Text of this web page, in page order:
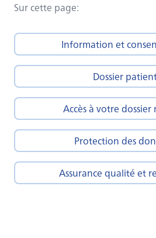
Sur cette page:
Information et
Dossier
Accès à votre dossier
Protection des
Assurance qualité et